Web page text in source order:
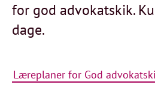
for god advokatskik.
dage.
Læreplaner for God